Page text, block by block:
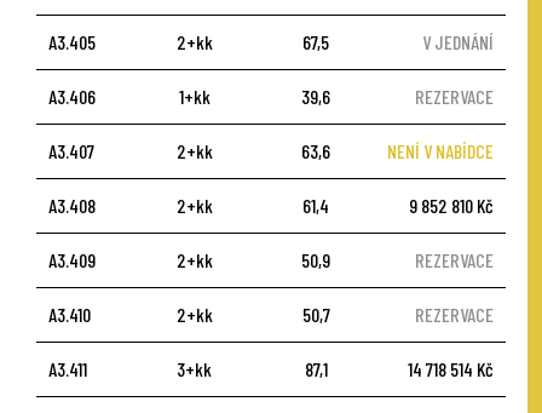
A3.405 2+kk 67,5 V JEDNÁNÍ
A3.406 1+kk 39,6 REZERVACE
A3.407 2+kk 63,6 NENÍ V NABÍDCE
A3.408 2+kk 61,4 9 852 810 Kč
A3.409 2+kk 50,9 REZERVACE
A3.410 2+kk 50,7 REZERVACE
A3.411 3+kk 87,1 14 718 514 Kč